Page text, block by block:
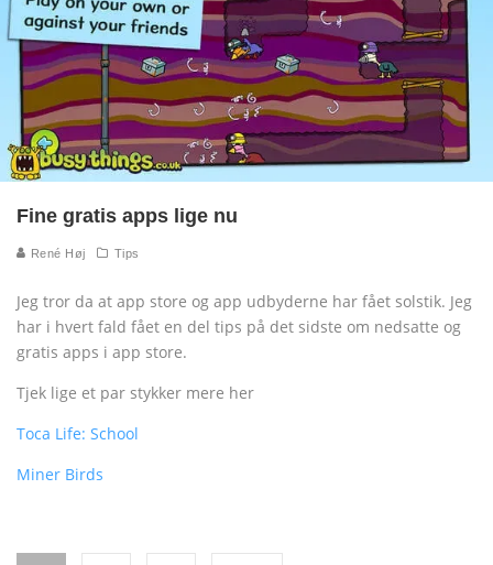
Fine gratis apps lige nu
René Høj Tips
Jeg tror da at app store og app udbyderne har fået solstik. Jeg
har i hvert fald fået en del tips på det sidste om nedsatte og
gratis apps i app store.
Tjek lige et par stykker mere her
Toca Life: School
Miner Birds